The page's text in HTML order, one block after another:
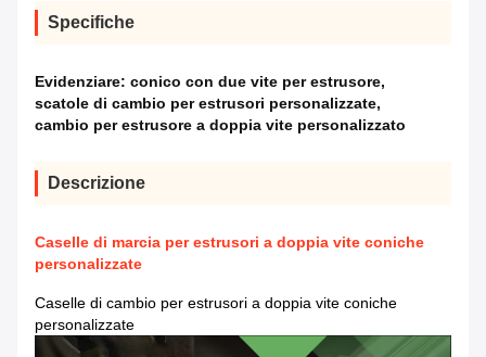
Specifiche
Evidenziare: conico con due vite per estrusore,
scatole di cambio per estrusori personalizzate,
cambio per estrusore a doppia vite personalizzato
Descrizione
Caselle di marcia per estrusori a doppia vite coniche
personalizzate
Caselle di cambio per estrusori a doppia vite coniche
personalizzate